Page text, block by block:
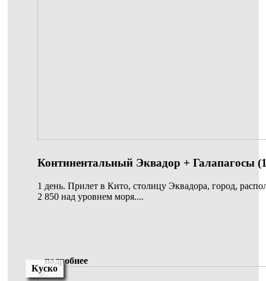
Континентальный Эквадор + Галапагосы
1 день. Прилет в Кито, столицу Эквадора, город,
2 850 над уровнем моря....
подробнее
Куско